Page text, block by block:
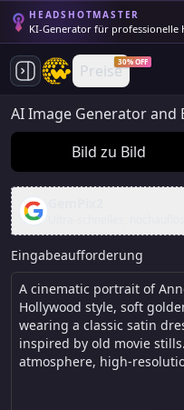
HEADSHOTMASTER
KI-Generator für professionelle
Preise30% OFF
AI Image Generator and
Bild zu Bild
Eingabeaufforderung